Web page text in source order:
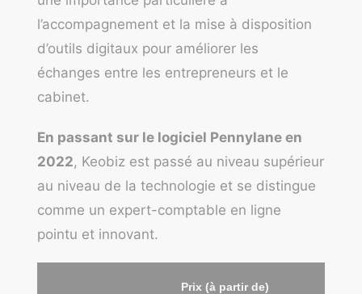
l’accompagnement et la mise à disposition
d’outils digitaux pour améliorer les
échanges entre les entrepreneurs et le
cabinet.
En passant sur le logiciel Pennylane en
2022, Keobiz est passé au niveau supérieur
au niveau de la technologie et se distingue
comme un expert-comptable en ligne
pointu et innovant.
Prix (à partir de)